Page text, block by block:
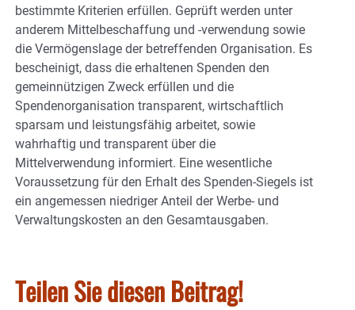
bestimmte Kriterien erfüllen. Geprüft werden unter
anderem Mittelbeschaffung und -verwendung sowie
die Vermögenslage der betreffenden Organisation. Es
bescheinigt, dass die erhaltenen Spenden den
gemeinnützigen Zweck erfüllen und die
Spendenorganisation transparent, wirtschaftlich
sparsam und leistungsfähig arbeitet, sowie
wahrhaftig und transparent über die
Mittelverwendung informiert. Eine wesentliche
Voraussetzung für den Erhalt des Spenden-Siegels ist
ein angemessen niedriger Anteil der Werbe- und
Verwaltungskosten an den Gesamtausgaben.
Teilen Sie diesen Beitrag!